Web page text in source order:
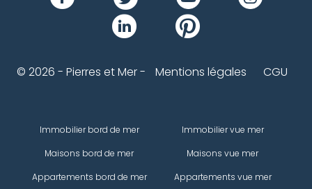
© 2026 - Pierres et Mer - Mentions légales CGU
Immobilier bord de mer
Maisons bord de mer
Appartements bord de mer
Immobilier vue mer
Maisons vue mer
Appartements vue mer